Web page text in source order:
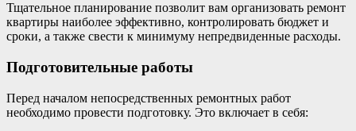
Тщательное планирование позволит вам организовать ремонт
квартиры наиболее эффективно, контролировать бюджет и
сроки, а также свести к минимуму непредвиденные расходы.
Подготовительные работы
Перед началом непосредственных ремонтных работ
необходимо провести подготовку. Это включает в себя: